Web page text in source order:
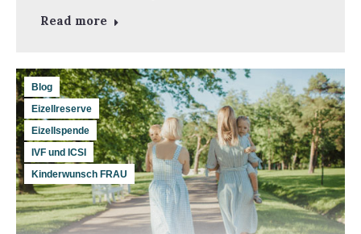
Read more
Blog
Eizellreserve
Eizellspende
IVF und ICSI
Kinderwunsch FRAU